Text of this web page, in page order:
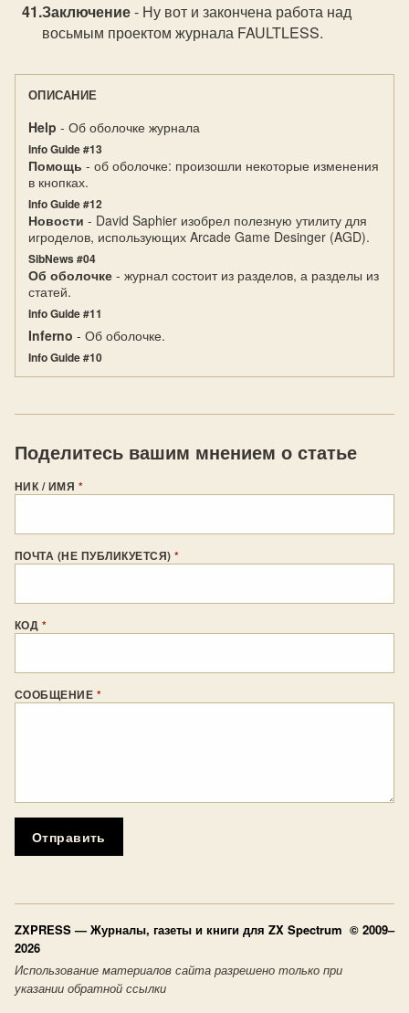
Заключение- Ну вот и закончена работа над
восьмым проектом журнала FAULTLESS.
ОПИСАНИЕ
Help - Об оболочке журнала
Info Guide #13
Помощь - об оболочке: произошли некоторые изменения
в кнопках.
Info Guide #12
Новости - David Saphier изобрел полезную утилиту для
игроделов, использующих Arcade Game Desinger (AGD).
SibNews #04
Об оболочке - журнал состоит из разделов, а разделы из
статей.
Info Guide #11
Inferno - Об оболочке.
Info Guide #10
Поделитесь вашим мнением о статье
НИК / ИМЯ *
ПОЧТА (НЕ ПУБЛИКУЕТСЯ)*
КОД *
СООБЩЕНИЕ *
Отправить
ZXPRESS — Журналы, газеты и книги для ZX Spectrum © 2009–
2026
Использование материалов сайта разрешено только при
указании обратной ссылки